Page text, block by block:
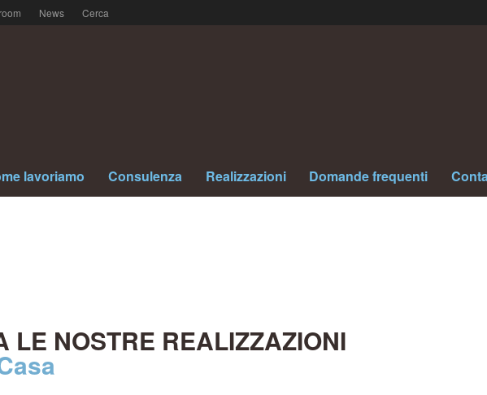
News Cerca
lavoriamo Consulenza Realizzazioni Domande frequenti
LE NOSTRE REALIZZAZIONI